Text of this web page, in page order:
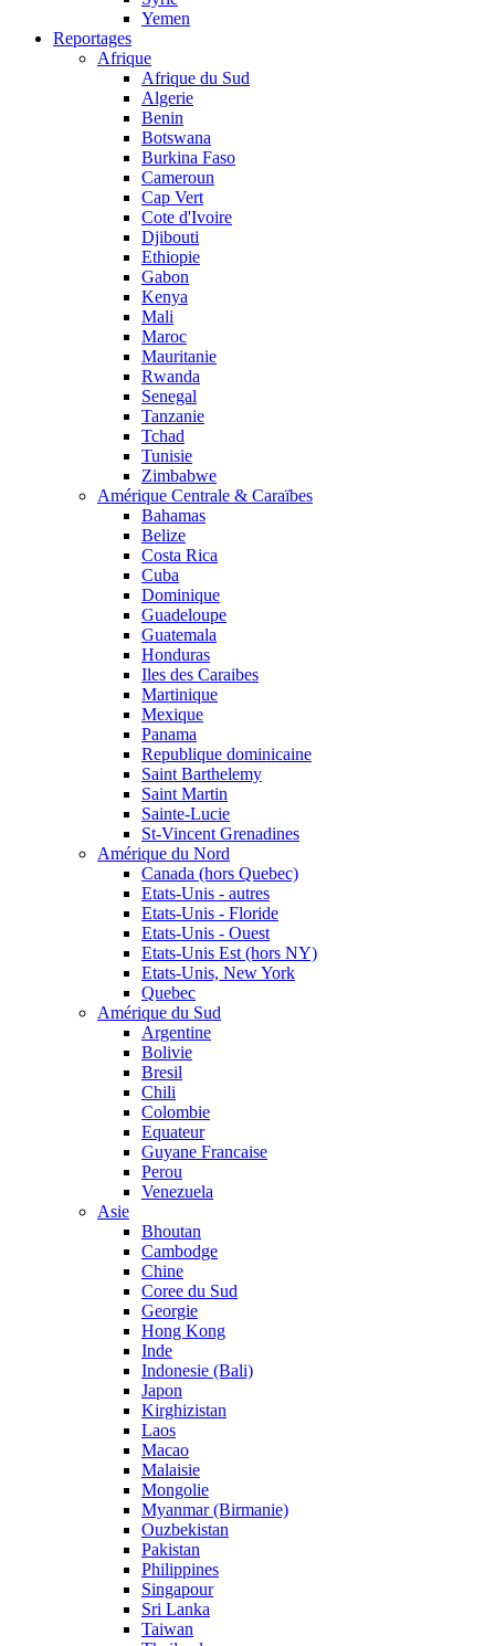
Yemen
Reportages
Afrique
Afrique du Sud
Algerie
Benin
Botswana
Burkina Faso
Cameroun
Cap Vert
Cote d'Ivoire
Djibouti
Ethiopie
Gabon
Kenya
Mali
Maroc
Mauritanie
Rwanda
Senegal
Tanzanie
Tchad
Tunisie
Zimbabwe
Amérique Centrale & Caraïbes
Bahamas
Belize
Costa Rica
Cuba
Dominique
Guadeloupe
Guatemala
Honduras
Iles des Caraibes
Martinique
Mexique
Panama
Republique dominicaine
Saint Barthelemy
Saint Martin
Sainte-Lucie
St-Vincent Grenadines
Amérique du Nord
Canada (hors Quebec)
Etats-Unis - autres
Etats-Unis - Floride
Etats-Unis - Ouest
Etats-Unis Est (hors NY)
Etats-Unis, New York
Quebec
Amérique du Sud
Argentine
Bolivie
Bresil
Chili
Colombie
Equateur
Guyane Francaise
Perou
Venezuela
Asie
Bhoutan
Cambodge
Chine
Coree du Sud
Georgie
Hong Kong
Inde
Indonesie (Bali)
Japon
Kirghizistan
Laos
Macao
Malaisie
Mongolie
Myanmar (Birmanie)
Ouzbekistan
Pakistan
Philippines
Singapour
Sri Lanka
Taiwan